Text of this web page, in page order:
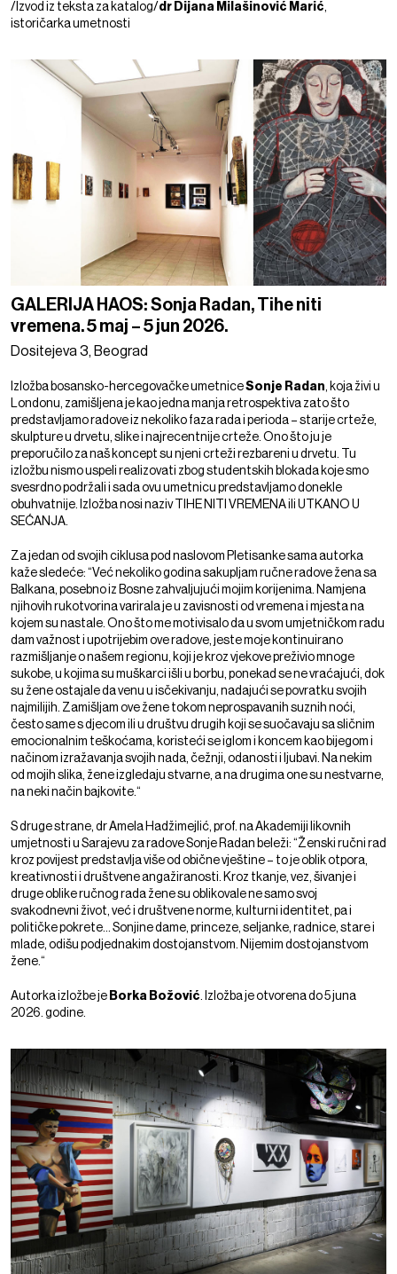
/Izvod iz teksta za katalog/dr Dijana Milašinović Marić,
istoričarka umetnosti
GALERIJA HAOS: Sonja Radan, Tihe niti
vremena. 5 maj – 5 jun 2026.
Dositejeva 3, Beograd
Izložba bosansko-hercegovačke umetniceSonje Radan , koja živi u
Londonu, zamišljena je kao jedna manja retrospektiva zato što
predstavljamo radove iz nekoliko faza rada i perioda – starije crteže,
skulpture u drvetu, slike i najrecentnije crteže. Ono što ju je
preporučilo za naš koncept su njeni crteži rezbareni u drvetu. Tu
izložbu nismo uspeli realizovati zbog studentskih blokada koje smo
svesrdno podržali i sada ovu umetnicu predstavljamo donekle
obuhvatnije. Izložba nosi naziv TIHE NITI VREMENA ili UTKANO U
SEĆANJA.
Za jedan od svojih ciklusa pod naslovom Pletisanke sama autorka
kaže sledeće: “Već nekoliko godina sakupljam ručne radove žena sa
Balkana, posebno iz Bosne zahvaljujući mojim korijenima. Namjena
njihovih rukotvorina varirala je u zavisnosti od vremena i mjesta na
kojem su nastale. Ono što me motivisalo da u svom umjetničkom radu
dam važnost i upotrijebim ove radove, jeste moje kontinuirano
razmišljanje o našem regionu, koji je kroz vjekove preživio mnoge
sukobe, u kojima su muškarci išli u borbu, ponekad se ne vraćajući, dok
su žene ostajale da venu u isčekivanju, nadajući se povratku svojih
najmilijih. Zamišljam ove žene tokom neprospavanih suznih noći,
često same s djecom ili u društvu drugih koji se suočavaju sa sličnim
emocionalnim teškoćama, koristeći se iglom i koncem kao bijegom i
načinom izražavanja svojih nada, čežnji, odanosti i ljubavi. Na nekim
od mojih slika, žene izgledaju stvarne, a na drugima one su nestvarne,
na neki način bajkovite.“
S druge strane, dr Amela Hadžimejlić, prof. na Akademiji likovnih
umjetnosti u Sarajevu za radove Sonje Radan beleži: “Ženski ručni rad
kroz povijest predstavlja više od obične vještine – to je oblik otpora,
kreativnosti i društvene angažiranosti. Kroz tkanje, vez, šivanje i
druge oblike ručnog rada žene su oblikovale ne samo svoj
svakodnevni život, već i društvene norme, kulturni identitet, pa i
političke pokrete... Sonjine dame, princeze, seljanke, radnice, stare i
mlade, odišu podjednakim dostojanstvom. Nijemim dostojanstvom
žene.“
Autorka izložbe je Borka Božović . Izložba je otvorena do 5 juna
2026. godine.